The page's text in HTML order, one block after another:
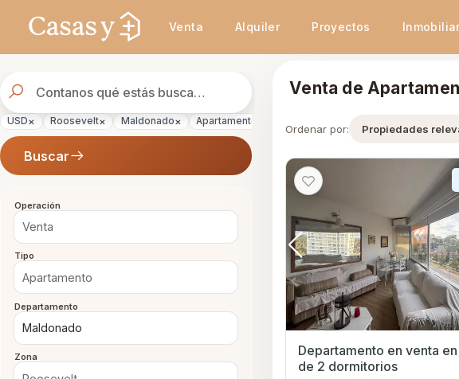
Venta Alquiler Proyectos
de
propiedades
USD× Roosevelt× Maldonado× Apartamento
Buscar
Operación
Tipo
Departamento
Zona
Venta de
Ordenar por: Propiedades
Departamento en venta
de 2 dormitorios